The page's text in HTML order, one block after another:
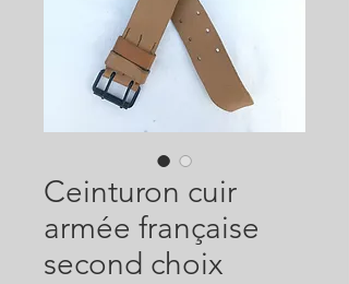
Ceinturon cuir
armée française
second choix